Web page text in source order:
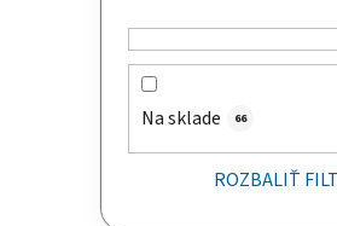
Na sklade 66
ROZBALIŤ